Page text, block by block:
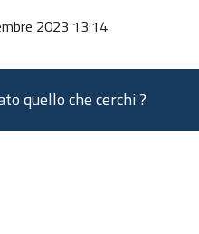
2023 13:14
quello che cerchi ?